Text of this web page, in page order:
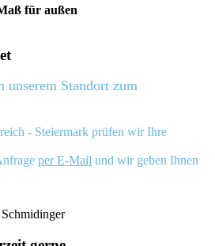
für außen
unserem Standort zum
- Steiermark prüfen wir Ihre
per E-Mail und wir geben Ihnen